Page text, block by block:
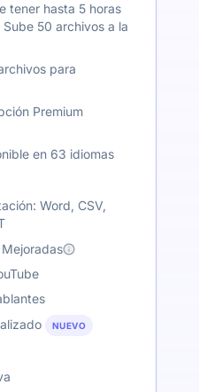
tener hasta 5 horas
50 archivos a la
para
Premium
en 63 idiomas
Word, CSV,
NUEVO